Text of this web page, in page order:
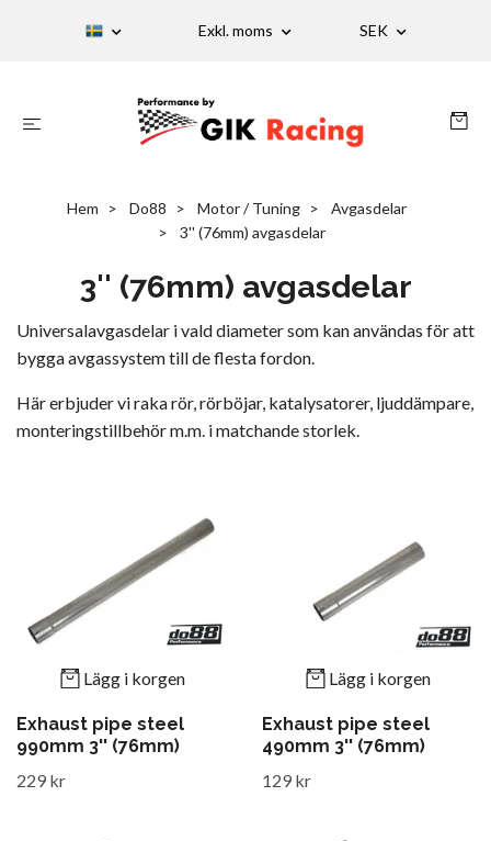
Exkl. moms SEK
Hem Do88 Motor / Tuning
Avgasdelar
3'' (76mm) avgasdelar
3'' (76mm) avgasdelar
Universalavgasdelar i vald diameter som kan användas för att
bygga avgassystem till de flesta fordon.
Här erbjuder vi raka rör, rörböjar, katalysatorer, ljuddämpare,
monteringstillbehör m.m. i matchande storlek.
Lägg i korgen
Exhaust pipe steel
990mm 3'' (76mm)
229 kr
Lägg i korgen
Exhaust pipe steel
490mm 3'' (76mm)
129 kr